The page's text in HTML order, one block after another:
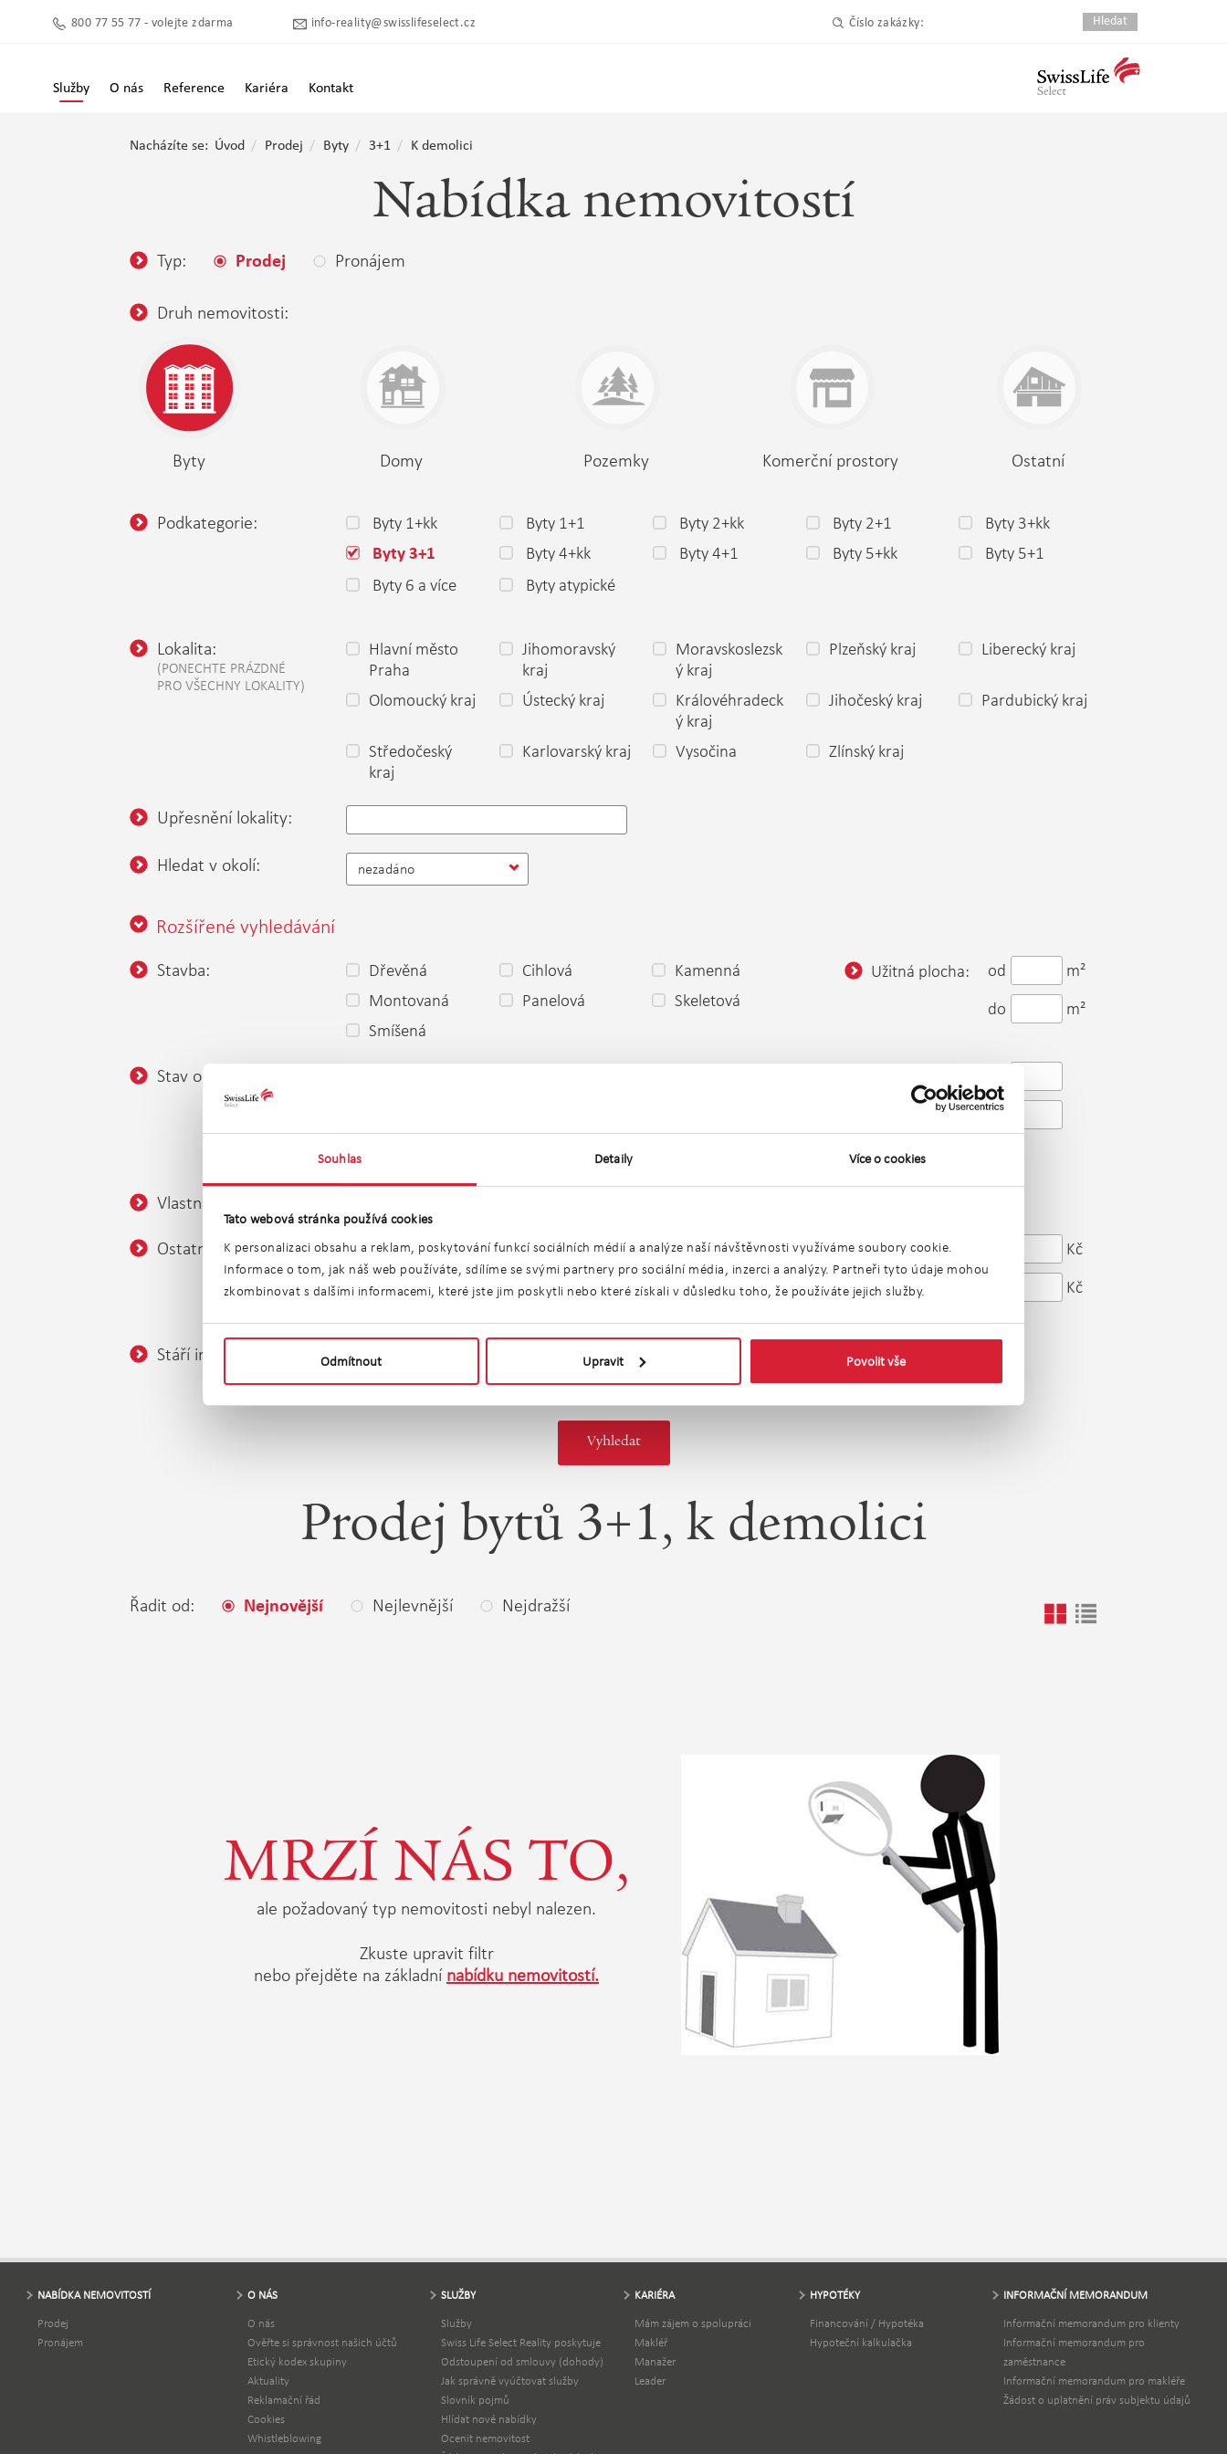
Souhlas Detaily Více o cookies
Tato webová stránka používá cookies
K personalizaci obsahu a reklam, poskytování funkcí sociálních médií a analýze naší návštěvnosti využíváme soubory cookie.
Informace o tom, jak náš web používáte, sdílíme se svými partnery pro sociální média, inzerci a analýzy. Partneři tyto údaje mohou
zkombinovat s dalšími informacemi, které jste jim poskytli nebo které získali v důsledku toho, že používáte jejich služby.
Odmítnout Upravit Povolit vše
800 77 55 77 - volejte zdarma info-reality@swisslifeselect.cz Číslo zakázky:
Služby O nás Reference Kariéra Kontakt
Nacházíte se: Úvod Prodej Byty 3+1 K demolici
Nabídka nemovitostí
Typ: Prodej Pronájem
Druh nemovitosti:
Byty Domy Pozemky Komerční prostory Ostatní
Podkategorie: Byty 1+kk Byty 1+1 Byty 2+kk Byty 2+1 Byty 3+kk
Byty 3+1 Byty 4+kk Byty 4+1 Byty 5+kk
Byty 5+1
Byty 6 a více
Byty atypické
Lokalita:
(PONECHTE PRÁZDNÉ
PRO VŠECHNY LOKALITY)
Hlavní město
Praha
Jihomoravský
kraj
Moravskoslezsk
ý kraj
Plzeňský kraj Liberecký kraj
Olomoucký kraj Ústecký kraj
Královéhradeck
ý kraj
Jihočeský kraj Pardubický kraj
Středočeský
kraj
Karlovarský kraj Vysočina Zlínský kraj
Upřesnění lokality:
Hledat v okolí: nezadáno
Rozšířené vyhledávání
Stavba: Dřevěná Cihlová
Kamenná
Montovaná
Panelová
Skeletová
Smíšená
Užitná plocha: od
m²
do
m²
Stav objektu:
K demolici
Před
rekonstrukcí
Po rekonstrukci
do
Vlastnictví:
Ostatní: Balkón Lodžie
Terasa
Sklep
Parkování
Garáž
Cena: od
Kč
Kč
Stáří inzerátu: bez omezení
Prodej bytů 3+1, k demolici
Řadit od: Nejnovější Nejlevnější Nejdražší
MRZÍ NÁS TO,
ale požadovaný typ nemovitosti nebyl nalezen.
Zkuste upravit filtr
nebo přejděte na základní nabídku nemovitostí.
NABÍDKA NEMOVITOSTÍ
Prodej
Pronájem
O NÁS
O nás
Ověřte si správnost našich účtů
Etický kodex skupiny
Aktuality
Reklamační řád
Cookies
Whistleblowing
SLUŽBY
Služby
Swiss Life Select Reality poskytuje
Odstoupení od smlouvy (dohody)
Jak správně vyúčtovat služby
Slovník pojmů
Hlídat nové nabídky
Ocenit nemovitost
KARIÉRA
Mám zájem o spolupráci
Makléř
Manažer
Leader
HYPOTÉKY
Financování / Hypotéka
Hypoteční kalkulačka
INFORMAČNÍ MEMORANDUM
Informační memorandum pro klienty
Informační memorandum pro
zaměstnance
Informační memorandum pro makléře
Žádost o uplatnění práv subjektu údajů